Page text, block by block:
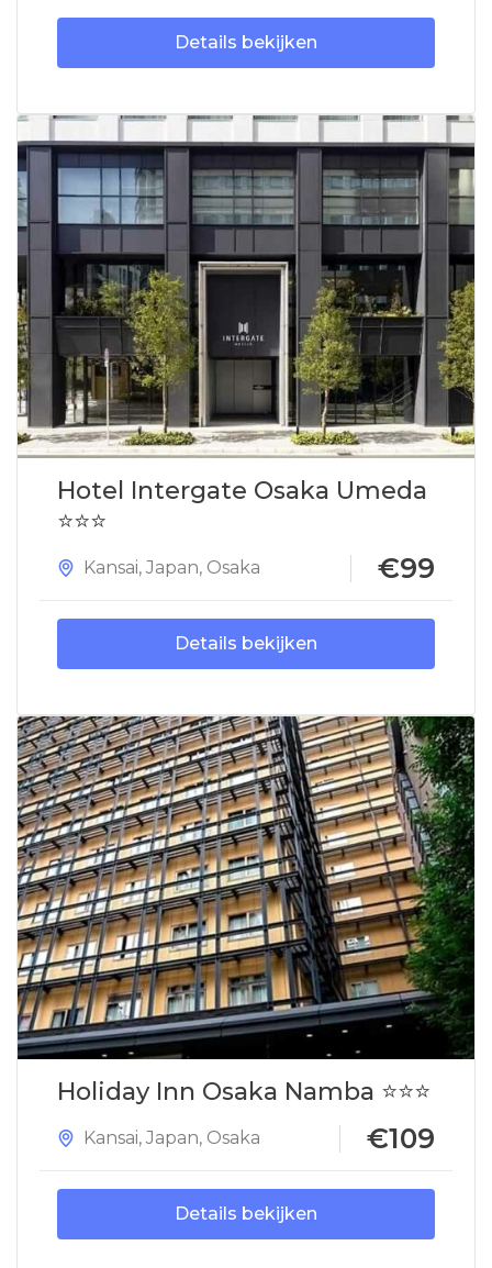
Details bekijken
Hotel Intergate Osaka Umeda
⭐⭐⭐
Kansai, Japan, Osaka €99
Details bekijken
Holiday Inn Osaka Namba ⭐⭐⭐
Kansai, Japan, Osaka €109
Details bekijken